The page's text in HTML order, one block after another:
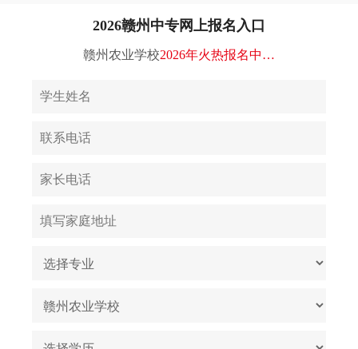
2026赣州中专网上报名入口
赣州农业学校2026年火热报名中…